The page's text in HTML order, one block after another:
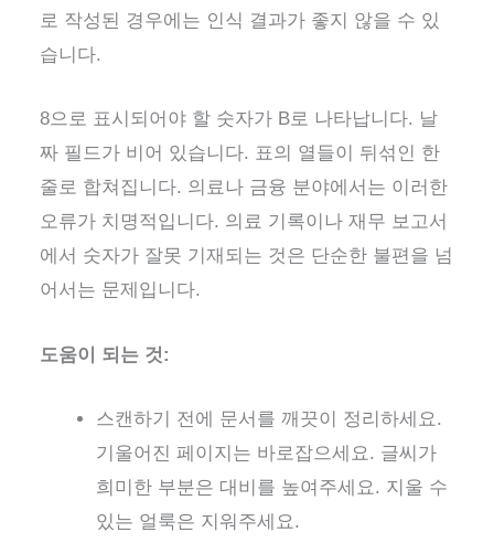
로 작성된 경우에는 인식 결과가 좋지 않을 수 있
습니다.
8으로 표시되어야 할 숫자가 B로 나타납니다. 날
짜 필드가 비어 있습니다. 표의 열들이 뒤섞인 한
줄로 합쳐집니다. 의료나 금융 분야에서는 이러한
오류가 치명적입니다. 의료 기록이나 재무 보고서
에서 숫자가 잘못 기재되는 것은 단순한 불편을 넘
어서는 문제입니다.
도움이 되는 것:
스캔하기 전에 문서를 깨끗이 정리하세요.
기울어진 페이지는 바로잡으세요. 글씨가
희미한 부분은 대비를 높여주세요. 지울 수
있는 얼룩은 지워주세요.